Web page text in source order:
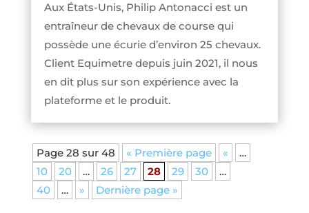
Aux États-Unis, Philip Antonacci est un
entraîneur de chevaux de course qui
possède une écurie d’environ 25 chevaux.
Client Equimetre depuis juin 2021, il nous
en dit plus sur son expérience avec la
plateforme et le produit.
Page 28 sur 48 « Première page «
…
10
20 … 26 27 28 29 30
…
40
… » Dernière page »